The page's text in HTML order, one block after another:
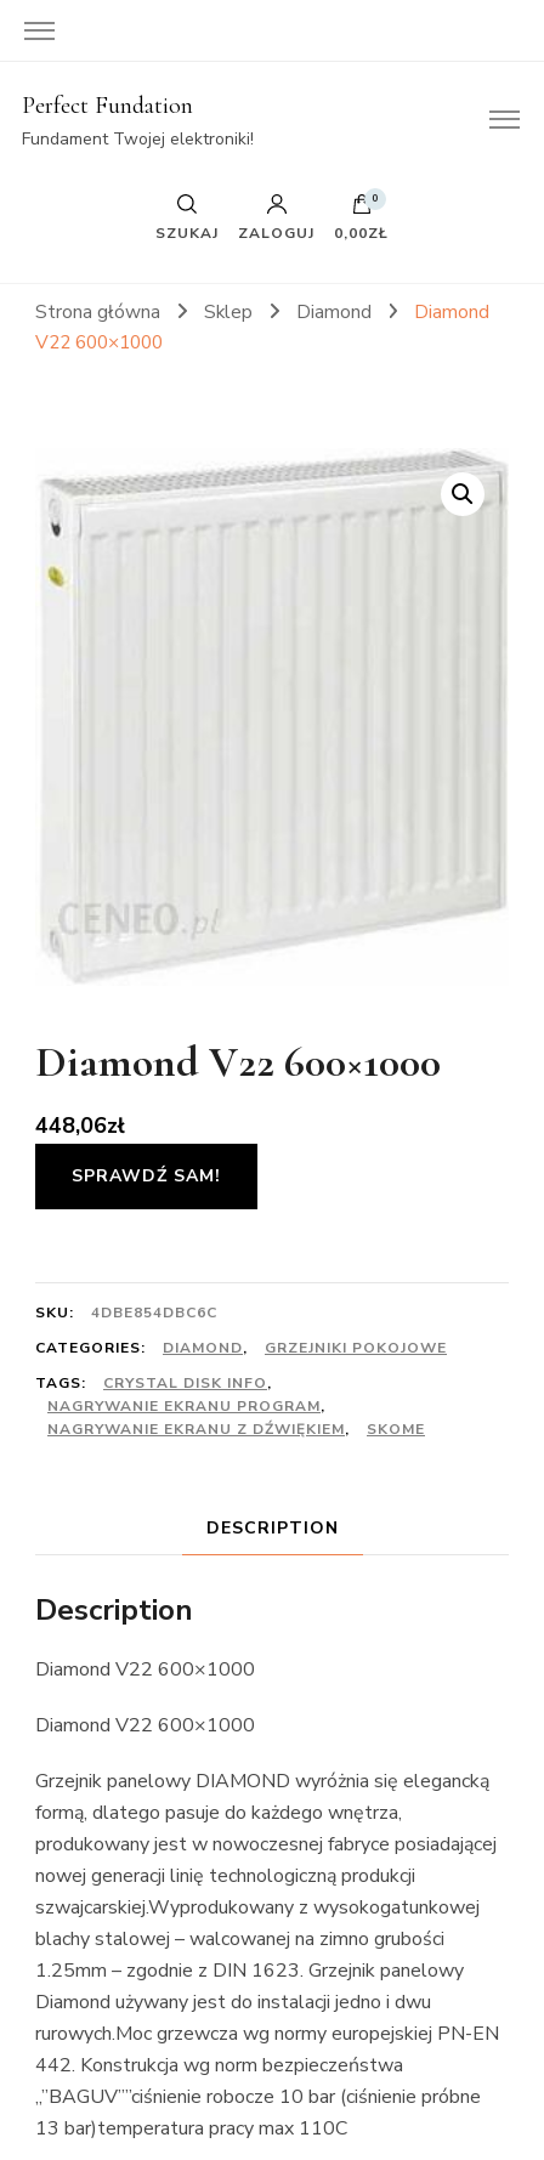
Perfect Fundation
Fundament Twojej elektroniki!
SZUKAJ ZALOGUJ
0
0,00ZŁ
Strona główna Sklep Diamond
Diamond
V22 600×1000
Diamond V22 600×1000
448,06zł
SPRAWDŹ SAM!
SKU:
4DBE854DBC6C
CATEGORIES:
DIAMOND,
GRZEJNIKI POKOJOWE
TAGS:
CRYSTAL DISK INFO,
NAGRYWANIE EKRANU PROGRAM,
NAGRYWANIE EKRANU Z DŹWIĘKIEM, SKOME
DESCRIPTION
Description
Diamond V22 600×1000
Diamond V22 600×1000
Grzejnik panelowy DIAMOND wyróżnia się elegancką
formą, dlatego pasuje do każdego wnętrza,
produkowany jest w nowoczesnej fabryce posiadającej
nowej generacji linię technologiczną produkcji
szwajcarskiej.Wyprodukowany z wysokogatunkowej
blachy stalowej – walcowanej na zimno grubości
1.25mm – zgodnie z DIN 1623. Grzejnik panelowy
Diamond używany jest do instalacji jedno i dwu
rurowych.Moc grzewcza wg normy europejskiej PN-EN
442. Konstrukcja wg norm bezpieczeństwa
„”BAGUV””ciśnienie robocze 10 bar (ciśnienie próbne
13 bar)temperatura pracy max 110C